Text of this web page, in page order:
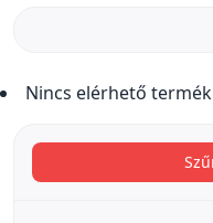
Nincs elérhető termék